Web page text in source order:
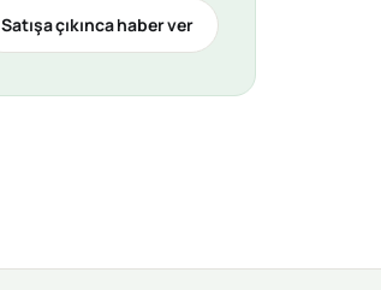
Satışa çıkınca haber ver